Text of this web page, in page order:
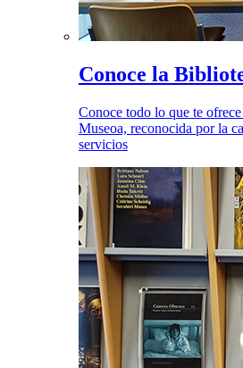
Conoce la
Conoce todo lo que te
Museoa, reconocida por la
servicios